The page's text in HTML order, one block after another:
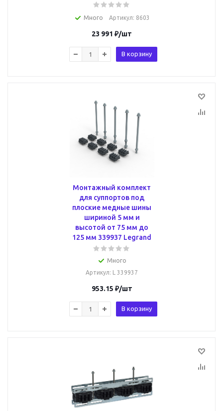
Много Артикул: 8603
23 991 ₽/шт
В корзину
Монтажный комплект
для суппортов под
плоские медные шины
шириной 5 мм и
высотой от 75 мм до
125 мм 339937 Legrand
Много
Артикул: L 339937
953.15 ₽/шт
В корзину